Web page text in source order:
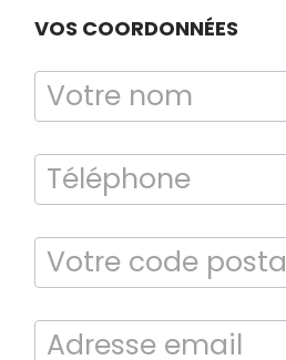
TERMITES
VOS COORDONNÉES